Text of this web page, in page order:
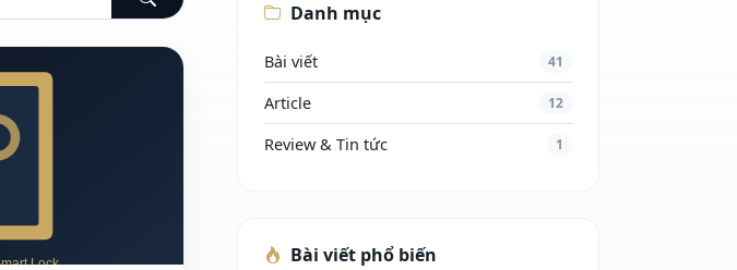
Danh mục
Bài viết 41
Article 12
Review & Tin tức 1
Bài viết phổ biến